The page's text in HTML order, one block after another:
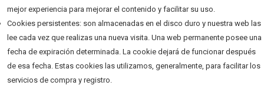
mejor experiencia para mejorar el contenido y facilitar su uso.
Cookies persistentes: son almacenadas en el disco duro y nuestra web las
lee cada vez que realizas una nueva visita. Una web permanente posee una
fecha de expiración determinada. La cookie dejará de funcionar después
de esa fecha. Estas cookies las utilizamos, generalmente, para facilitar los
servicios de compra y registro.